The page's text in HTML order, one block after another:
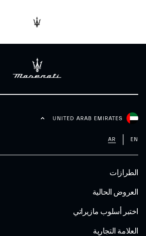
الطرازات
العروض الحالية
اختبر أسلوب مازیراتي
العلامة التجارية
UNITED ARAB EMIRATES
EN
AR